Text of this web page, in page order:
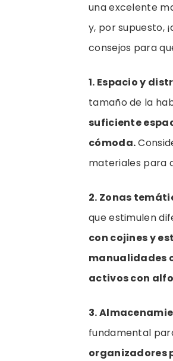
una excelente
y, por supuesto,
consejos para
1. Espacio y
tamaño de la
suficiente
cómoda.
materiales para
2. Zonas
que estimulen
con cojines y
manualidades
activos con
3.
fundamental
organizadores